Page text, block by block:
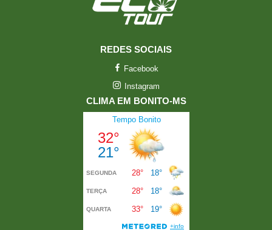
REDES SOCIAIS
Facebook
Instagram
CLIMA EM BONITO-MS